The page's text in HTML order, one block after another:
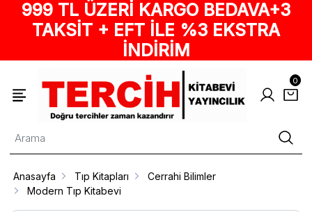
999 TL ÜZERİ KARGO BEDAVA+3
TAKSİT + EFT İLE %3 EKSTRA
İNDİRİM
0
Anasayfa Tıp Kitapları
Cerrahi Bilimler
Modern Tıp Kitabevi